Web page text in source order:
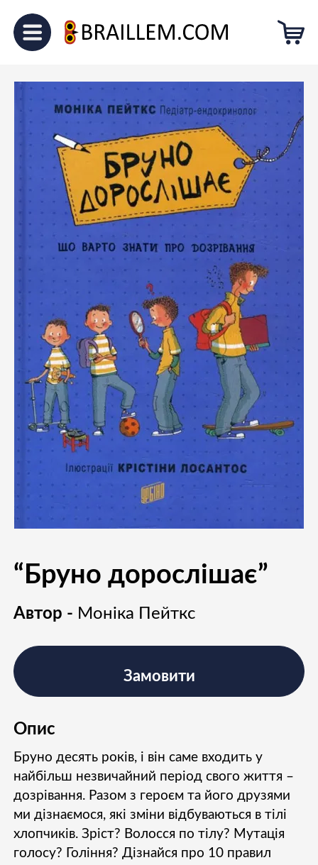
Головна Для малечі
“Бруно
дорослішає”
“Бруно дорослішає”
Автор - Моніка Пейткс
Опис
Бруно десять років, і він саме входить у
найбільш незвичайний період свого життя –
дозрівання. Разом з героєм та його друзями
ми дізнаємося, які зміни відбуваються в тілі
хлопчиків. Зріст? Волосся по тілу? Мутація
голосу? Гоління? Дізнайся про 10 правил
Замовити